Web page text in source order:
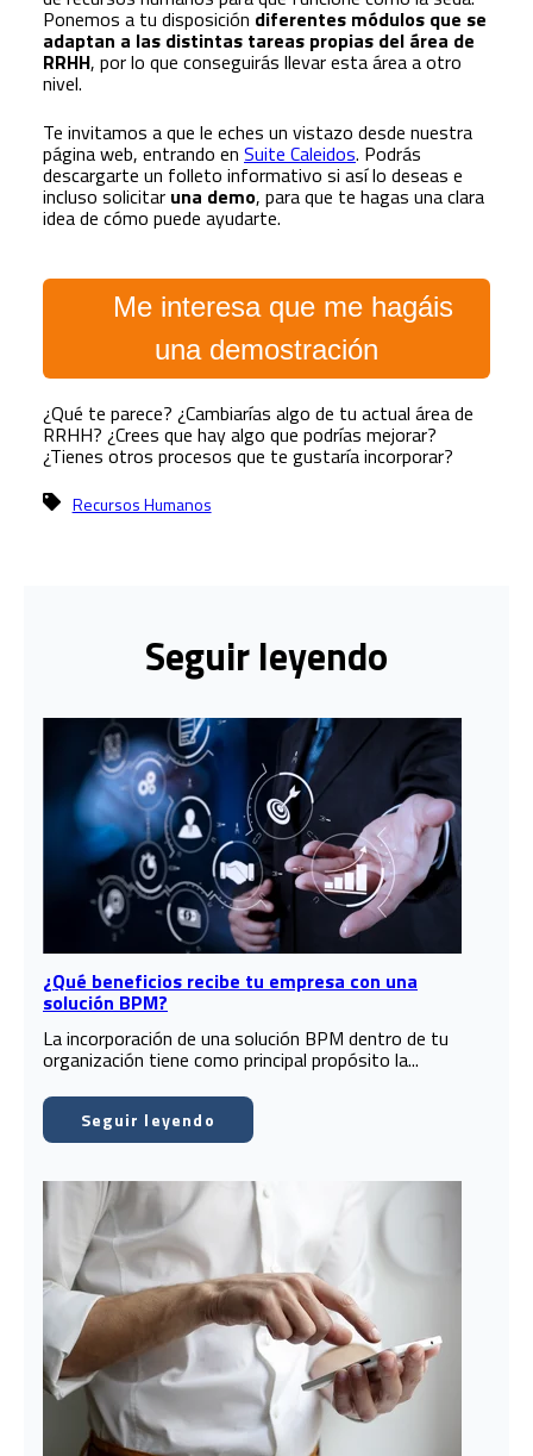
Ponemos a tu disposición diferentes módulos que se
adaptan a las distintas tareas propias del área de
RRHH, por lo que conseguirás llevar esta área a otro
nivel.
Te invitamos a que le eches un vistazo desde nuestra
página web, entrando en Suite Caleidos. Podrás
descargarte un folleto informativo si así lo deseas e
incluso solicitar una demo, para que te hagas una clara
idea de cómo puede ayudarte.
Me interesa que me hagáis
una demostración
¿Qué te parece? ¿Cambiarías algo de tu actual área de
RRHH? ¿Crees que hay algo que podrías mejorar?
¿Tienes otros procesos que te gustaría incorporar?
Recursos Humanos
Seguir leyendo
¿Qué beneficios recibe tu empresa con una
solución BPM?
La incorporación de una solución BPM dentro de tu
organización tiene como principal propósito la...
Seguir leyendo